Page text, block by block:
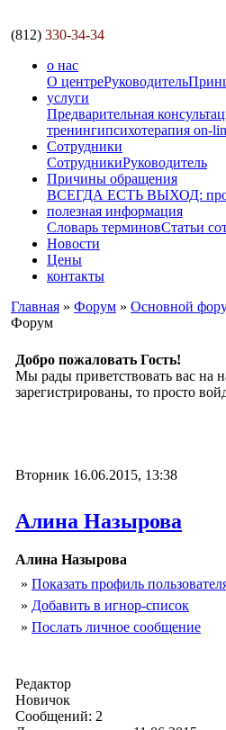
(812) 330-34-34
о нас
О центреРуководитель
услуги
Предварительная
тренингипсихотерапия on-
Сотрудники
СотрудникиРуководитель
Причины обращения
ВСЕГДА ЕСТЬ ВЫХОД:
полезная информация
Словарь терминовСтатьи
Новости
Цены
контакты
Главная » Форум » Основной
Форум
Добро пожаловать Гость!
Мы рады приветствовать вас
зарегистрированы, то просто
Вторник 16.06.2015, 13:38
Алина Назырова
Алина Назырова
» Показать профиль
» Добавить в игнор-список
» Послать личное сообщение
Редактор
Новичок
Сообщений: 2